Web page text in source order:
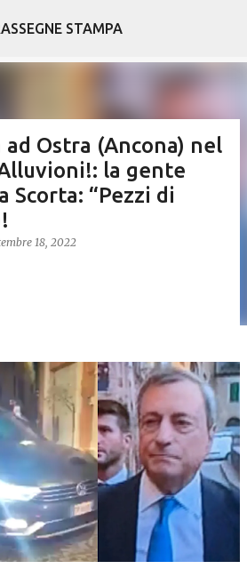
Passa ai contenuti principali
STAMPA
Ostra (Ancona) nel
la gente
Scorta: “Pezzi di
18, 2022